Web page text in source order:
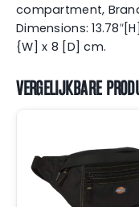
compartment,
Dimensions:
{W] x 8 [D] cm.
VERGELIJKBARE